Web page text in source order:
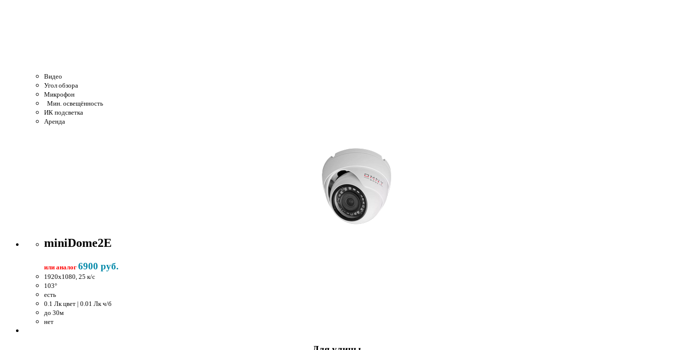
Видео
Угол обзора
Микрофон
Мин. освещённость
ИК подсветка
Аренда
miniDome2E
или аналог 6900 руб.
1920x1080, 25 к/c
103°
есть
0.1 Лк цвет | 0.01 Лк ч/б
до 30м
нет